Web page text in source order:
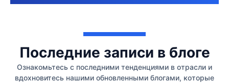
Последние записи в блоге
Ознакомьтесь с последними тенденциями в отрасли и
вдохновитесь нашими обновленными блогами, которые